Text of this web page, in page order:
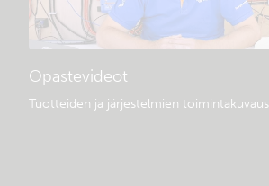
Opastevideot
Tuotteiden ja järjestelmien toimintakuvaus